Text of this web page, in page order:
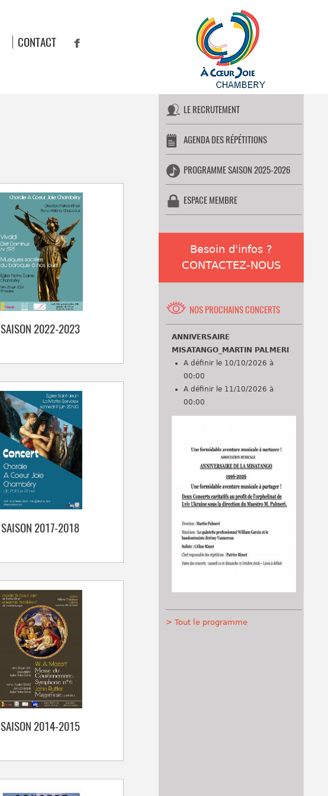
CONTACT
SAISON 2022-2023
SAISON 2017-2018
SAISON 2014-2015
LE RECRUTEMENT
AGENDA DES RÉPÉTITIONS
PROGRAMME SAISON 2025-2026
ESPACE MEMBRE
Besoin d'infos ?
CONTACTEZ-NOUS
NOS PROCHAINS CONCERTS
ANNIVERSAIRE
MISATANGO_MARTIN PALMERI
A définir le 10/10/2026 à
00:00
A définir le 11/10/2026 à
00:00
> Tout le programme